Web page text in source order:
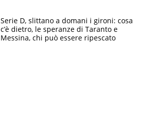
Serie D, slittano a domani i gironi: cosa
c’è dietro, le speranze di Taranto e
Messina, chi può essere ripescato